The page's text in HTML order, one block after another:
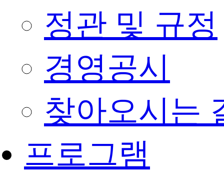
정관 및 규정
경영공시
찾아오시는
프로그램